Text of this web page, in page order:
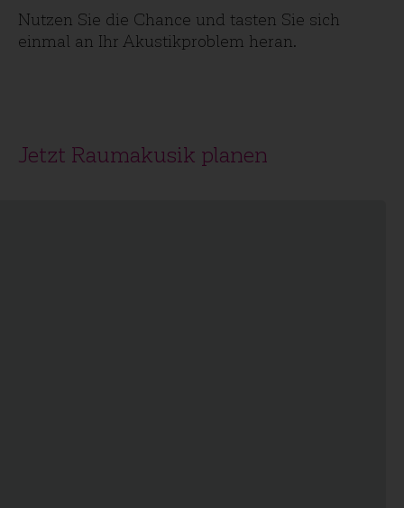
Nutzen Sie die Chance und tasten Sie sich
einmal an Ihr Akustikproblem heran.
Jetzt Raumakusik planen